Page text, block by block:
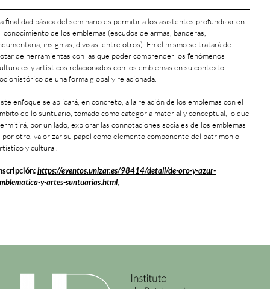
finalidad básica del seminario es permitir a los asistentes profundizar en
conocimiento de los emblemas (escudos de armas, banderas,
insignias, divisas, entre otros). En el mismo se tratará de
de herramientas con las que poder comprender los fenómenos
y artísticos relacionados con los emblemas en su contexto
de una forma global y relacionada.
enfoque se aplicará, en concreto, a la relación de los emblemas con el
de lo suntuario, tomado como categoría material y conceptual, lo que
por un lado, explorar las connotaciones sociales de los emblemas
por otro, valorizar su papel como elemento componente del patrimonio
y cultural.
https://eventos.unizar.es/98414/detail/de-oro-y-azur-
y-artes-suntuarias.html,